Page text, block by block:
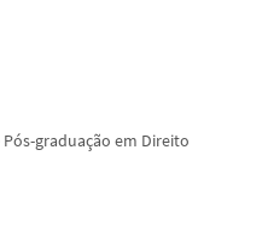
graduação em Direito